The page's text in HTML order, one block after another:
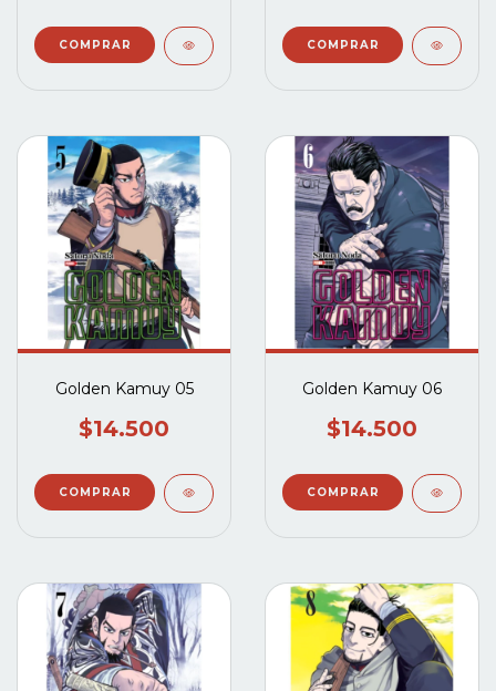
Golden Kamuy 05
$14.500
Golden Kamuy 06
$14.500